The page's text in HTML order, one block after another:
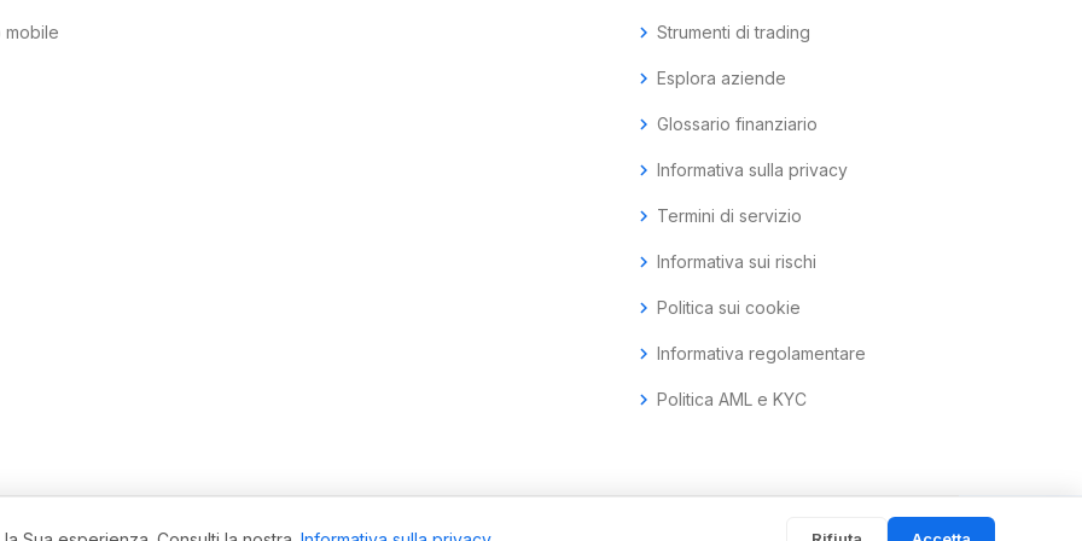
mobile chevron_right Strumenti di trading
chevron_right Esplora aziende
chevron_right Glossario finanziario
chevron_right Informativa sulla privacy
chevron_right Termini di servizio
chevron_right Informativa sui rischi
chevron_right Politica sui cookie
chevron_right Informativa regolamentare
chevron_right Politica AML e KYC
di trading enterprise con sede in Svizzera.